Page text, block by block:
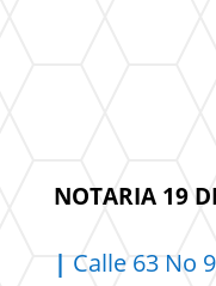
NOTARIA 19
| Calle 63 No